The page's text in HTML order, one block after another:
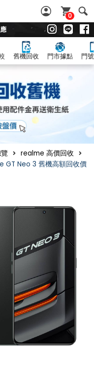
0
舊機回收 門市據點 門
realme 高價回收
GT Neo 3 舊機高額回收價